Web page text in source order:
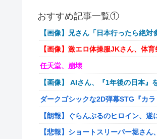
おすすめ記事一覧①
【画像】兄さん「日本行ったら絶対
【画像】激エロ体操服JKさん、体
任天堂、崩壊
【画像】 AIさん、『1年後の日本
ダークゴシックな2D弾幕STG『カ
【朗報】ぐらんぶるのヒロイン、
【悲報】ショートスリーパー堀さ